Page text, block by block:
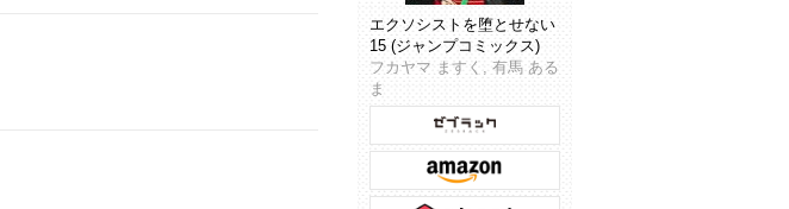
エクソシストを堕とせない
15 (ジャンプコミックス)
フカヤマ ますく, 有馬 ある
ま